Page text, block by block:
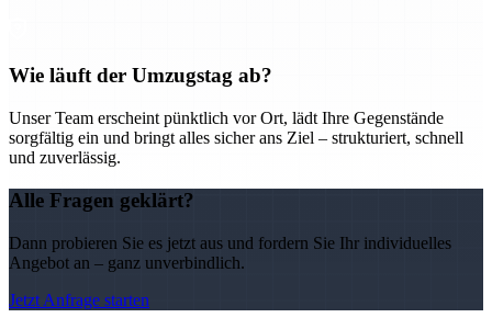
Wie läuft der Umzugstag ab?
Unser Team erscheint pünktlich vor Ort, lädt Ihre Gegenstände
sorgfältig ein und bringt alles sicher ans Ziel – strukturiert, schnell
und zuverlässig.
Alle Fragen geklärt?
Dann probieren Sie es jetzt aus und fordern Sie Ihr individuelles
Angebot an – ganz unverbindlich.
Jetzt Anfrage starten